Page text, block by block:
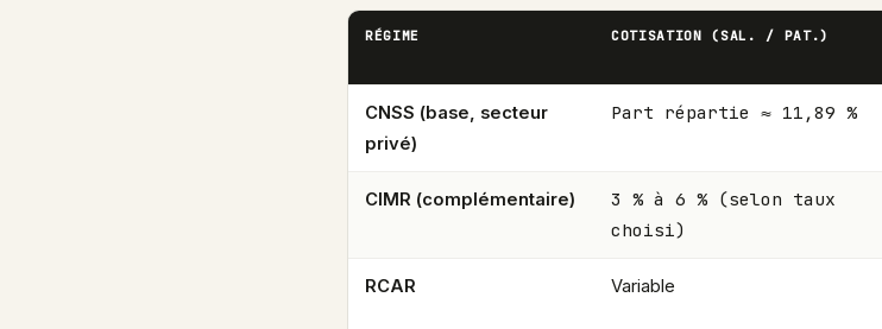
RÉGIME COTISATION (SAL. / PAT.)
CNSS (base, secteur
privé)
Part répartie ≈ 11,89 %
CIMR (complémentaire)
3 % à 6 % (selon taux
choisi)
RCAR Variable